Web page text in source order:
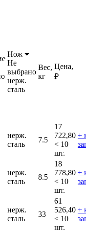
Нож
Не
выбрано
нерж.
сталь
Вес,
кг
Цена,
₽
нерж.
сталь
7.5
17
722,80
< 10
шт.
+
нерж.
сталь
8.5
18
778,80
< 10
шт.
+
нерж.
сталь
33
61
526,40
< 10
шт.
+